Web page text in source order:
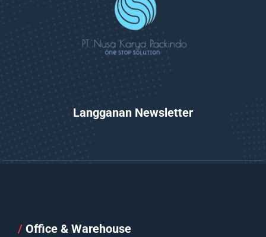
Langganan Newsletter
/ Office & Warehouse